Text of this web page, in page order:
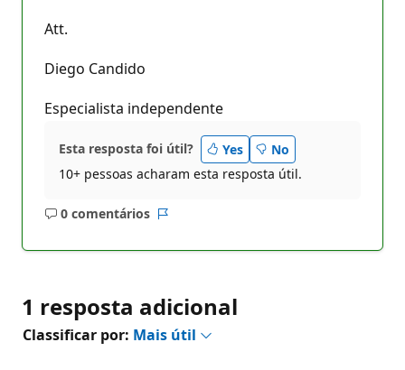
Att.
Diego Candido
Especialista independente
Esta resposta foi útil? Yes
No
10+ pessoas acharam esta resposta útil.
0 comentários
Sem
1 resposta adicional
Classificar por: Mais útil